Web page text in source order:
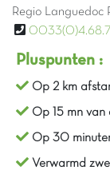
Regio Languedoc
Pluspunten :
Op 2 km
Op 15 mn van
Op 30
Verwarmd